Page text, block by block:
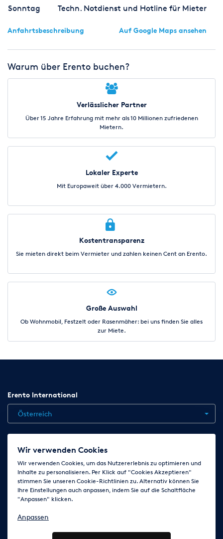
Sonntag
Techn. Notdienst und Hotline für Mieter
Anfahrtsbeschreibung Auf Google Maps ansehen
Warum über Erento buchen?
Verlässlicher Partner
Über 15 Jahre Erfahrung mit mehr als 10 Millionen zufriedenen
Mietern.
Lokaler Experte
Mit Europaweit über 4.000 Vermietern.
Kostentransparenz
Sie mieten direkt beim Vermieter und zahlen keinen Cent an Erento.
Große Auswahl
Ob Wohnmobil, Festzelt oder Rasenmäher: bei uns finden Sie alles
zur Miete.
Erento International
Österreich
Jobs Kontakt News
AGB
Impressum Cookie-Einstellungen ändern
Folge uns auf
Wir verwenden Cookies
Wir verwenden Cookies, um das Nutzererlebnis zu optimieren und
Inhalte zu personalisieren. Per Klick auf "Cookies Akzeptieren"
stimmen Sie unseren Cookie-Richtlinien zu. Alternativ können Sie
Ihre Einstellungen auch anpassen, indem Sie auf die Schaltfläche
"Anpassen" klicken.
Anpassen